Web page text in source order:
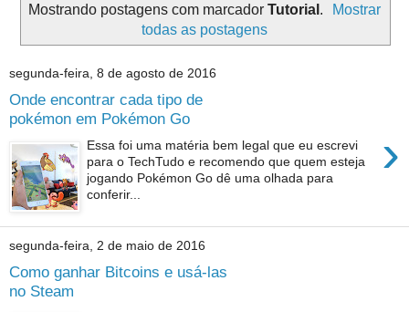
Mostrando postagens com marcador Tutorial .
Mostrar
todas as postagens
segunda-feira, 8 de agosto de 2016
Onde encontrar cada tipo de
pokémon em Pokémon Go
›
Essa foi uma matéria bem legal que eu escrevi
para o TechTudo e recomendo que quem esteja
jogando Pokémon Go dê uma olhada para
conferir...
segunda-feira, 2 de maio de 2016
Como ganhar Bitcoins e usá-las
no Steam